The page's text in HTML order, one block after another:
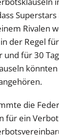
Rivalen
der Regel
und für 30
die
für ein